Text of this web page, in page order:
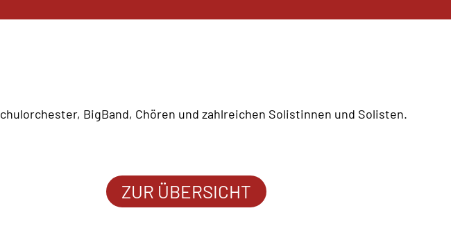
BigBand, Chören und zahlreichen Solistinnen und Solisten.
ZUR ÜBERSICHT